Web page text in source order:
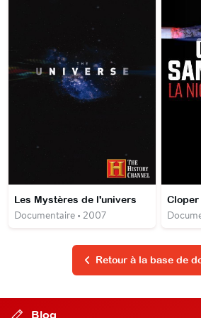
Les Mystères de l'univers
Documentaire • 2007
Retour à la base de
Blog